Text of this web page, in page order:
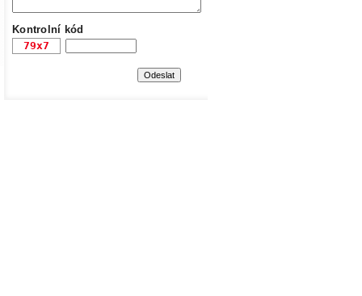
Kontrolní kód